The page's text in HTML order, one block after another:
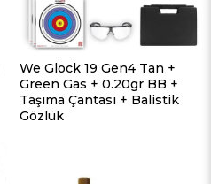
We Glock 19 Gen4 Tan +
Green Gas + 0.20gr BB +
Taşıma Çantası + Balistik
Gözlük